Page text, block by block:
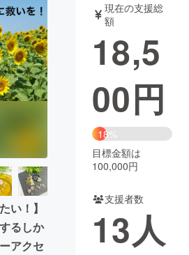
ガジェット
書籍・雑誌
業 チャレンジ
地域活性化
Good
CAMPFIRE Creation
と納税machi-ya コミュニティ
い！】
るしか
アクセ
現在の支援総
額
18,5
00円
18%
目標金額は
100,000円
支援者数
13人